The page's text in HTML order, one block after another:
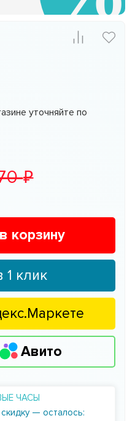
уточняйте по
корзину
1 клик
Авито
ЧАСЫ
— осталось: